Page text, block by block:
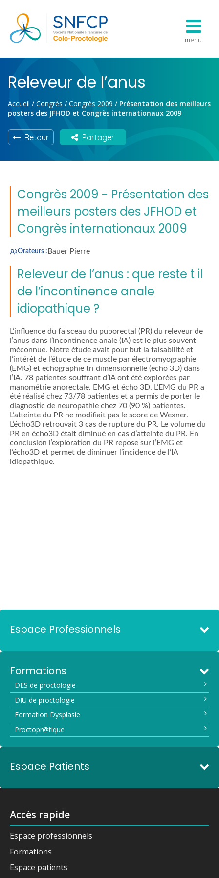
menu
Releveur de l’anus
Accueil / Congrès / Congrès 2009 / Présentation des meilleurs
posters des JFHOD et Congrès internationaux 2009
Retour Partager
Congrès 2009 - Présentation des
meilleurs posters des JFHOD et
Congrès internationaux 2009
Orateurs : Bauer Pierre
Releveur de l’anus : que reste t il
de l’incontinence anale
idiopathique ?
L’influence du faisceau du puborectal (PR) du releveur de
l’anus dans l’incontinence anale (IA) est le plus souvent
méconnue. Notre étude avait pour but la faisabilité et
l’intérêt de l’étude de ce muscle par électromyographie
(EMG) et échographie tri dimensionnelle (écho 3D) dans
l’IA. 78 patientes souffrant d’IA ont été explorées par
manométrie anorectale, EMG et écho 3D. L’EMG du PR a
été réalisé chez 73/78 patientes et a permis de porter le
diagnostic de neuropathie chez 70 (90 %) patientes.
L’atteinte du PR ne modifiait pas le score de Wexner.
L’écho3D retrouvait 3 cas de rupture du PR. Le volume du
PR en écho3D était diminué en cas d’atteinte du PR. En
conclusion l’exploration du PR repose sur l’EMG et
l’écho3D et permet de diminuer l’incidence de l’IA
idiopathique.
Espace Professionnels
Formations
DES de proctologie
DIU de proctologie
Formation Dysplasie
Proctopr@tique
Espace Patients
Accès rapide
Espace professionnels
Formations
Espace patients